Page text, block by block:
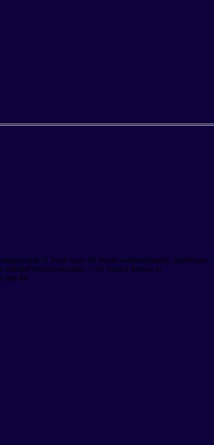
Stack trace: #0 /home/webmulti/public_html/kepes-
include('/home/webmulti/...') #2 {main} thrown in
line 12